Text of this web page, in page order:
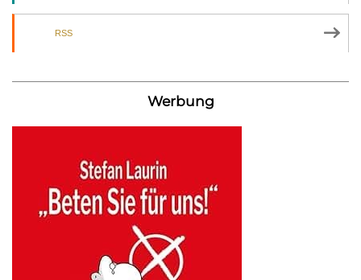
RSS
Werbung